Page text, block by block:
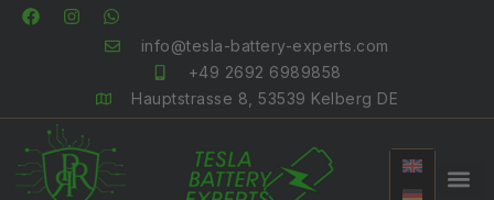
info@tesla-battery-experts.com
+49 2692 6989858
Hauptstrasse 8, 53539 Kelberg DE